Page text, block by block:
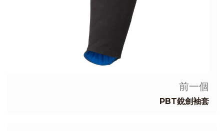
前一個
PBT銳劍袖套